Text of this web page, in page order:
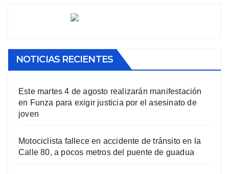
NOTICIAS RECIENTES
Este martes 4 de agosto realizarán manifestación
en Funza para exigir justicia por el asesinato de
joven
Motociclista fallece en accidente de tránsito en la
Calle 80, a pocos metros del puente de guadua